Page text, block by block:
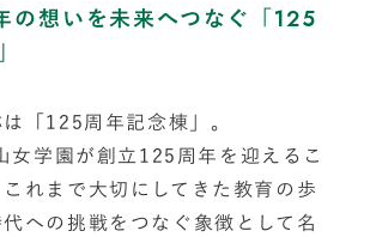
の想いを未来へつなぐ「125
「125周年記念棟」。
女学園が創立125周年を迎えるこ
れまで大切にしてきた教育の歩
への挑戦をつなぐ象徴として名